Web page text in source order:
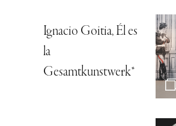
Ignacio Goitia, Él es
la
Gesamtkunstwerk*